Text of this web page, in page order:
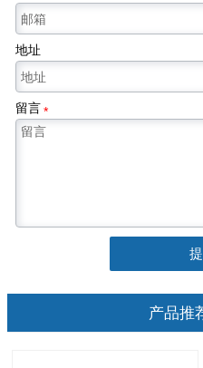
地址
留言*
产品推